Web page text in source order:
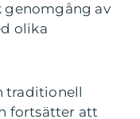
genomgång av
olika
traditionell
fortsätter att